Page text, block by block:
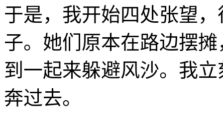
于是，我开始四处张望
子。她们原本在路边摆
到一起来躲避风沙。我
奔过去。